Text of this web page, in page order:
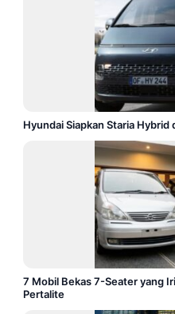
Hyundai Siapkan Staria
7 Mobil Bekas 7-Seater yang
Pertalite